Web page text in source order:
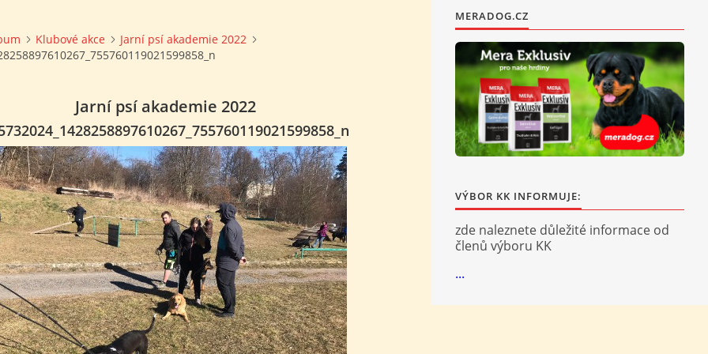
Klubové akce
Jarní psí akademie 2022
Jarní psí akademie 2022
MERADOG.CZ
VÝBOR KK INFORMUJE:
zde naleznete důležité informace od
členů výboru KK
...